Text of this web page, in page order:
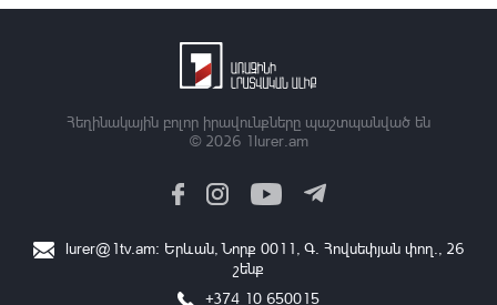
Հեղինակային բոլոր իրավունքները պաշտպանված են
© 2026 1lurer.am
lurer@1tv.am։ Երևան, Նորք 0011, Գ․ Հովսեփյան փող., 26
շենք
+374 10 650015